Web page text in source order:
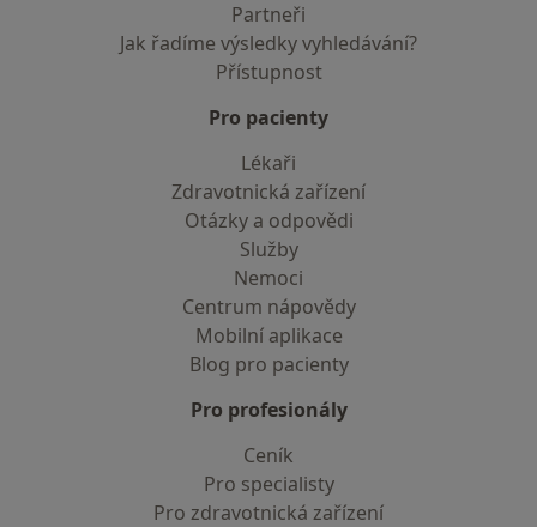
Partneři
Jak řadíme výsledky vyhledávání?
Přístupnost
Pro pacienty
Lékaři
Zdravotnická zařízení
Otázky a odpovědi
Služby
Nemoci
Centrum nápovědy
Mobilní aplikace
Blog pro pacienty
Pro profesionály
Ceník
Pro specialisty
Pro zdravotnická zařízení